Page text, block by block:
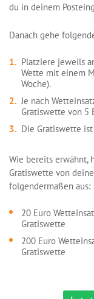
du in deinem
Danach gehe
Platziere jeweils
Wette mit einem
Woche).
Je nach
Gratiswette von 5
Die Gratiswette
Wie bereits erwähnt,
Gratiswette von
folgendermaßen aus:
20 Euro
Gratiswette
200 Euro
Gratiswette